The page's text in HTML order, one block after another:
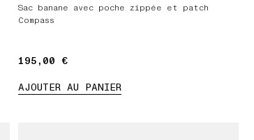
Sac banane avec poche zippée et patch
Compass
195,00 €
195,00 €
AJOUTER AU PANIER